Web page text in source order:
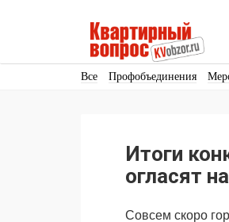
Все Профобъединения
Итоги
огласят
Совсем скоро